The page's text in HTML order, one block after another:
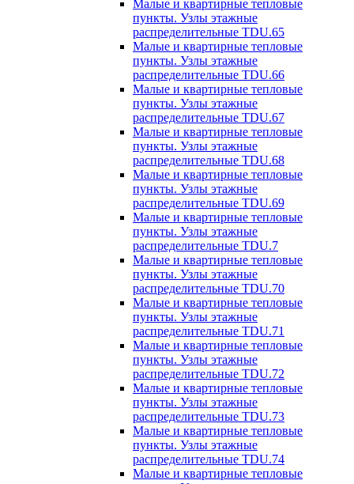
Малые и квартирные тепловые
пункты. Узлы этажные
распределительные TDU.65
Малые и квартирные тепловые
пункты. Узлы этажные
распределительные TDU.66
Малые и квартирные тепловые
пункты. Узлы этажные
распределительные TDU.67
Малые и квартирные тепловые
пункты. Узлы этажные
распределительные TDU.68
Малые и квартирные тепловые
пункты. Узлы этажные
распределительные TDU.69
Малые и квартирные тепловые
пункты. Узлы этажные
распределительные TDU.7
Малые и квартирные тепловые
пункты. Узлы этажные
распределительные TDU.70
Малые и квартирные тепловые
пункты. Узлы этажные
распределительные TDU.71
Малые и квартирные тепловые
пункты. Узлы этажные
распределительные TDU.72
Малые и квартирные тепловые
пункты. Узлы этажные
распределительные TDU.73
Малые и квартирные тепловые
пункты. Узлы этажные
распределительные TDU.74
Малые и квартирные тепловые